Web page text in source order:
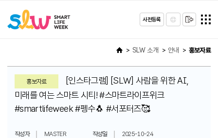
사전등록
SLW 소개 안내 홍보자료
홍보자료
[인스타그램] [SLW] 사람을 위한 AI,
미래를 여는 스마트 시티! #스마트라이프위크
#smartlifeweek #펭수🐧 #서포터즈🥰
작성자 MASTER 작성일
2025-10-24